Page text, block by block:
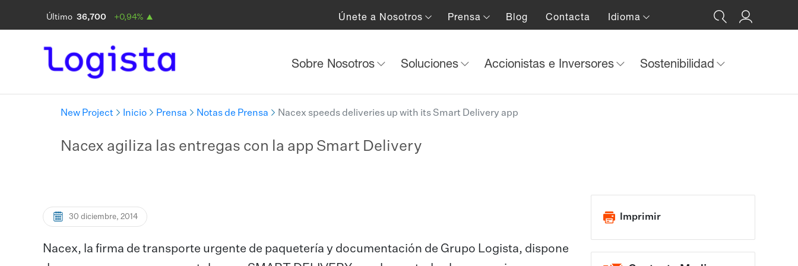
Únete a Nosotros Prensa Blog Contacta Idioma
Sobre Nosotros Soluciones Accionistas e Inversores Sostenibilidad
New Project Inicio Prensa Notas de Prensa Nacex speeds deliveries up with its Smart Delivery app
Nacex agiliza las entregas con la app Smart Delivery
30 diciembre, 2014
Nacex, la firma de transporte urgente de paquetería y documentación de Grupo Logista, dispone
Imprimir